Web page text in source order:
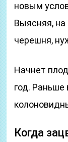
новым
Выясняя, на
черешня,
Начнет
год.
Когда